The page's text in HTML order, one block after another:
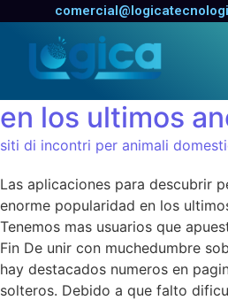
Las
descubrir
cobrado
en los ultimos
siti di incontri per animali
Las aplicaciones para descubrir
enorme popularidad en los
Tenemos mas usuarios que
Fin De unir con muchedumbre
hay destacados numeros en
solteros. Debido a que falto